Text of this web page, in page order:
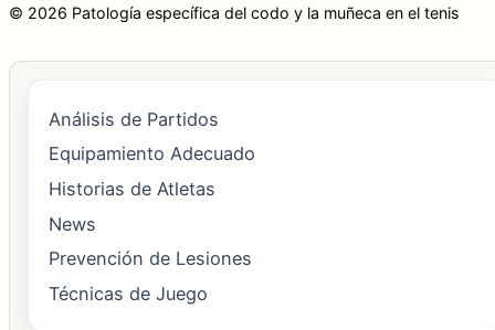
© 2026 Patología específica del codo y la muñeca en el tenis
Análisis de Partidos
Equipamiento Adecuado
Historias de Atletas
News
Prevención de Lesiones
Técnicas de Juego